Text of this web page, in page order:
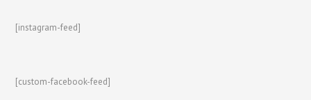
[instagram-feed]
[custom-facebook-feed]